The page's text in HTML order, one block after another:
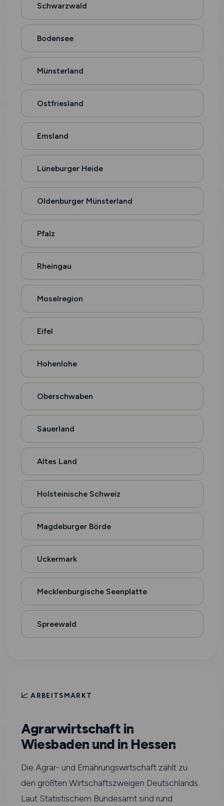
Schwarzwald
Bodensee
Münsterland
Ostfriesland
Emsland
Lüneburger Heide
Oldenburger Münsterland
Pfalz
Rheingau
Moselregion
Eifel
Hohenlohe
Oberschwaben
Sauerland
Altes Land
Holsteinische Schweiz
Magdeburger Börde
Uckermark
Mecklenburgische Seenplatte
Spreewald
📈 ARBEITSMARKT
Agrarwirtschaft in
Wiesbaden und in Hessen
Die Agrar- und Ernährungswirtschaft zählt zu
den größten Wirtschaftszweigen Deutschlands.
Laut Statistischem Bundesamt sind rund